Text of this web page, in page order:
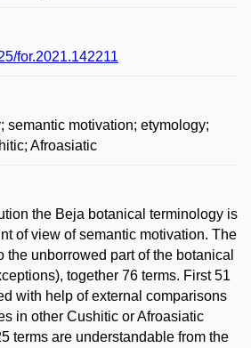
for.2021.142211
semantic motivation; etymology;
Afroasiatic
the Beja botanical terminology is
of view of semantic motivation. The
the unborrowed part of the botanical
together 76 terms. First 51
with help of external comparisons
in other Cushitic or Afroasiatic
terms are understandable from the